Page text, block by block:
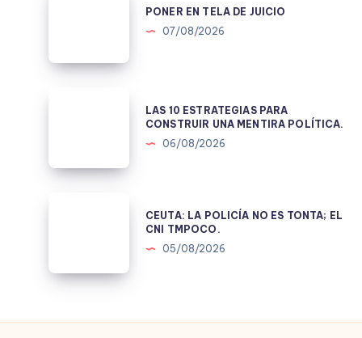
JUICIO
PONER EN TELA DE JUICIO
07/08/2026
CONSTRUIR
LAS 10 ESTRATEGIAS PARA
CONSTRUIR UNA MENTIRA POLÍTICA.
06/08/2026
ES
EL
CEUTA: LA POLICÍA NO ES TONTA; EL
CNI TMPOCO.
05/08/2026